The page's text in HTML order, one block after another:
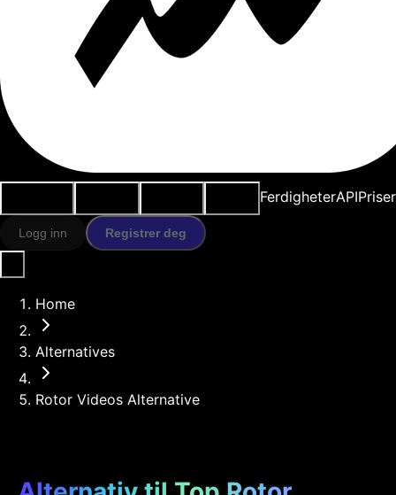
FerdigheterAPIPriser
Logg inn Registrer deg
Home
Alternatives
Rotor Videos Alternative